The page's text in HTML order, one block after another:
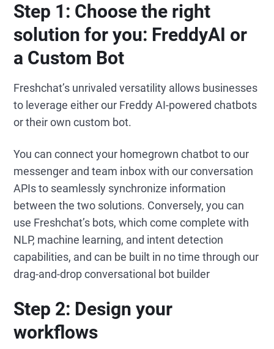
Step 1: Choose the right
solution for you: FreddyAI or
a Custom Bot
Freshchat’s unrivaled versatility allows businesses
to leverage either our Freddy AI-powered chatbots
or their own custom bot.
You can connect your homegrown chatbot to our
messenger and team inbox with our conversation
APIs to seamlessly synchronize information
between the two solutions. Conversely, you can
use Freshchat’s bots, which come complete with
NLP, machine learning, and intent detection
capabilities, and can be built in no time through our
drag-and-drop conversational bot builder
Step 2: Design your
workflows